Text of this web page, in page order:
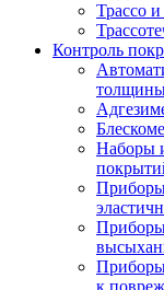
Трассо и
Контроль
Наборы
Приборы
Приборы
к